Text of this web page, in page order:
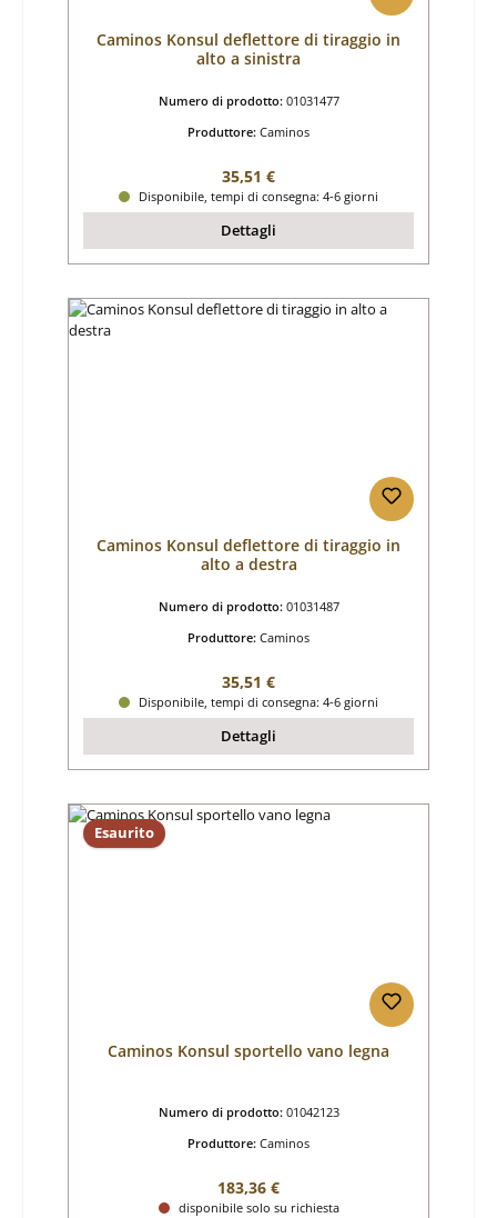
Caminos Konsul deflettore di tiraggio in
alto a sinistra
Numero di prodotto: 01031477
Produttore: Caminos
Prezzo normale:
35,51 €
Disponibile, tempi di consegna: 4-6 giorni
Dettagli
Caminos Konsul deflettore di tiraggio in
alto a destra
Numero di prodotto: 01031487
Produttore: Caminos
Prezzo normale:
35,51 €
Disponibile, tempi di consegna: 4-6 giorni
Dettagli
Esaurito
Caminos Konsul sportello vano legna
Numero di prodotto: 01042123
Produttore: Caminos
Prezzo normale:
183,36 €
disponibile solo su richiesta